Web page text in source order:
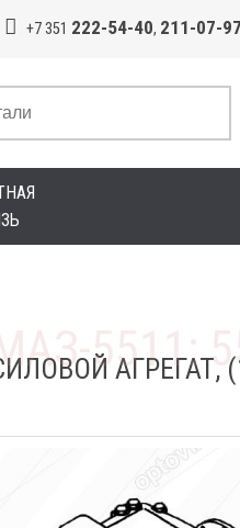
+7 351 222-54-40, 211-07-
АГРЕГАТ,